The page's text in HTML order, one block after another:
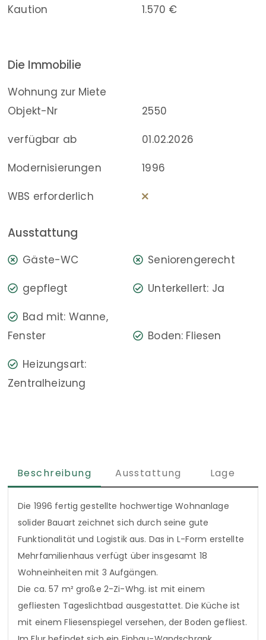
Kaution
1.570 €
Die Immobilie
Wohnung zur Miete
Objekt-Nr
2550
verfügbar ab
01.02.2026
Modernisierungen
1996
WBS erforderlich
Ausstattung
Gäste-WC
Seniorengerecht
gepflegt
Unterkellert: Ja
Bad mit: Wanne,
Fenster
Boden: Fliesen
Heizungsart:
Zentralheizung
Beschreibung Ausstattung Lage
Die 1996 fertig gestellte hochwertige Wohnanlage
solider Bauart zeichnet sich durch seine gute
Funktionalität und Logistik aus. Das in L-Form erstellte
Mehrfamilienhaus verfügt über insgesamt 18
Wohneinheiten mit 3 Aufgängen.
Die ca. 57 m² große 2-Zi-Whg. ist mit einem
gefliesten Tageslichtbad ausgestattet. Die Küche ist
mit einem Fliesenspiegel versehen, der Boden gefliest.